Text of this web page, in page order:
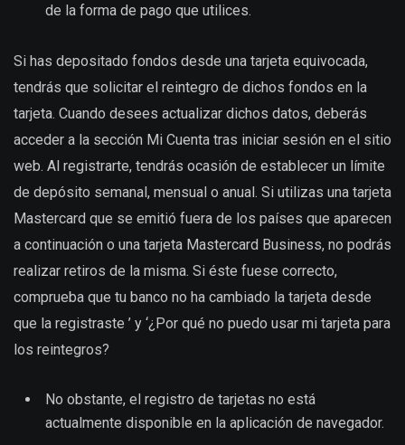
de la forma de pago que utilices.
Si has depositado fondos desde una tarjeta equivocada,
tendrás que solicitar el reintegro de dichos fondos en la
tarjeta. Cuando desees actualizar dichos datos, deberás
acceder a la sección Mi Cuenta tras iniciar sesión en el sitio
web. Al registrarte, tendrás ocasión de establecer un límite
de depósito semanal, mensual o anual. Si utilizas una tarjeta
Mastercard que se emitió fuera de los países que aparecen
a continuación o una tarjeta Mastercard Business, no podrás
realizar retiros de la misma. Si éste fuese correcto,
comprueba que tu banco no ha cambiado la tarjeta desde
que la registraste ’ y ‘¿Por qué no puedo usar mi tarjeta para
los reintegros?
No obstante, el registro de tarjetas no está
actualmente disponible en la aplicación de navegador.